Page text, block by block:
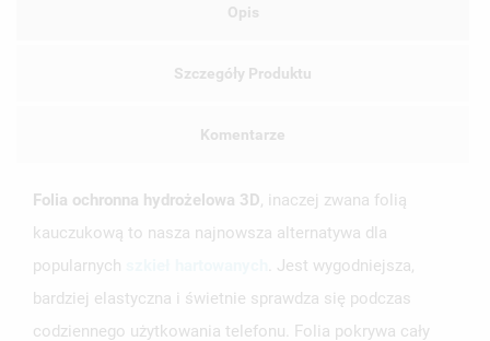
Opis
Szczegóły Produktu
Komentarze
Folia ochronna hydrożelowa 3D, inaczej zwana folią
kauczukową to nasza najnowsza alternatywa dla
popularnych
. Jest wygodniejsza,
bardziej elastyczna i świetnie sprawdza się podczas
codziennego użytkowania telefonu. Folia pokrywa cały